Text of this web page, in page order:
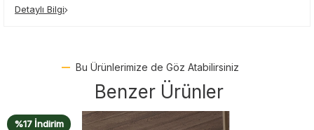
Detaylı Bilgi
Bu Ürünlerimize de Göz Atabilirsiniz
Benzer Ürünler
%18 İndirim